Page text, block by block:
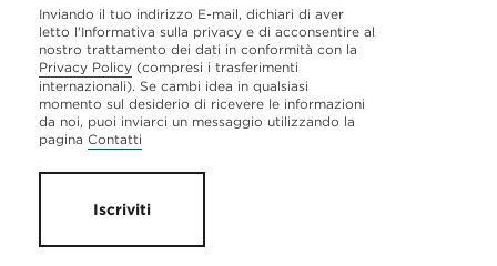
Inviando il tuo indirizzo E-mail, dichiari di aver
letto l'Informativa sulla privacy e di acconsentire al
nostro trattamento dei dati in conformità con la
Privacy Policy (compresi i trasferimenti
internazionali). Se cambi idea in qualsiasi
momento sul desiderio di ricevere le informazioni
da noi, puoi inviarci un messaggio utilizzando la
pagina Contatti
Iscriviti